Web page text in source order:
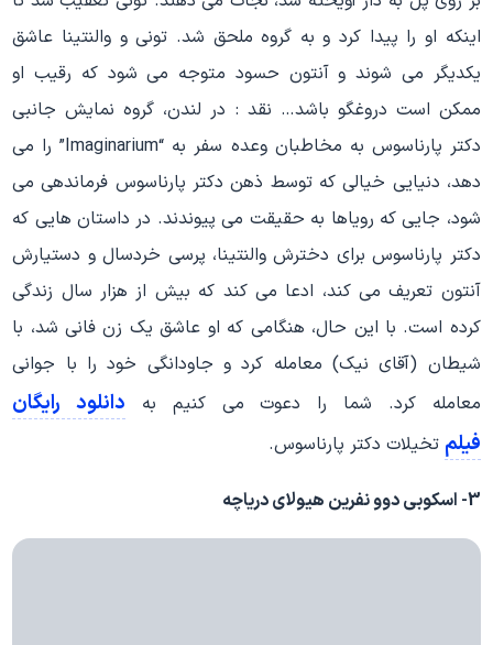
اینکه او را پیدا کرد و به گروه ملحق شد. تونی و والنتینا عاشق
یکدیگر می شوند و آنتون حسود متوجه می شود که رقیب او
ممکن است دروغگو باشد… نقد : در لندن، گروه نمایش جانبی
دکتر پارناسوس به مخاطبان وعده سفر به “Imaginarium” را می
دهد، دنیایی خیالی که توسط ذهن دکتر پارناسوس فرماندهی می
شود، جایی که رویاها به حقیقت می پیوندند. در داستان هایی که
دکتر پارناسوس برای دخترش والنتینا، پرسی خردسال و دستیارش
آنتون تعریف می کند، ادعا می کند که بیش از هزار سال زندگی
کرده است. با این حال، هنگامی که او عاشق یک زن فانی شد، با
شیطان (آقای نیک) معامله کرد و جاودانگی خود را با جوانی
معامله کرد. شما را دعوت می کنیم به دانلود رایگان
فیلم تخیلات دکتر پارناسوس.
3- اسکوبی دوو نفرین هیولای دریاچه